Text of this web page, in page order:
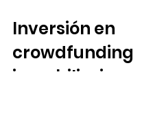
Inversión en
crowdfunding
inmobiliario para